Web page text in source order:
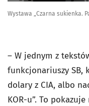
Wystawa „Czarna sukienka.
– W jednym z
funkcjonariuszy SB,
dolary z CIA, albo
KOR-u”. To